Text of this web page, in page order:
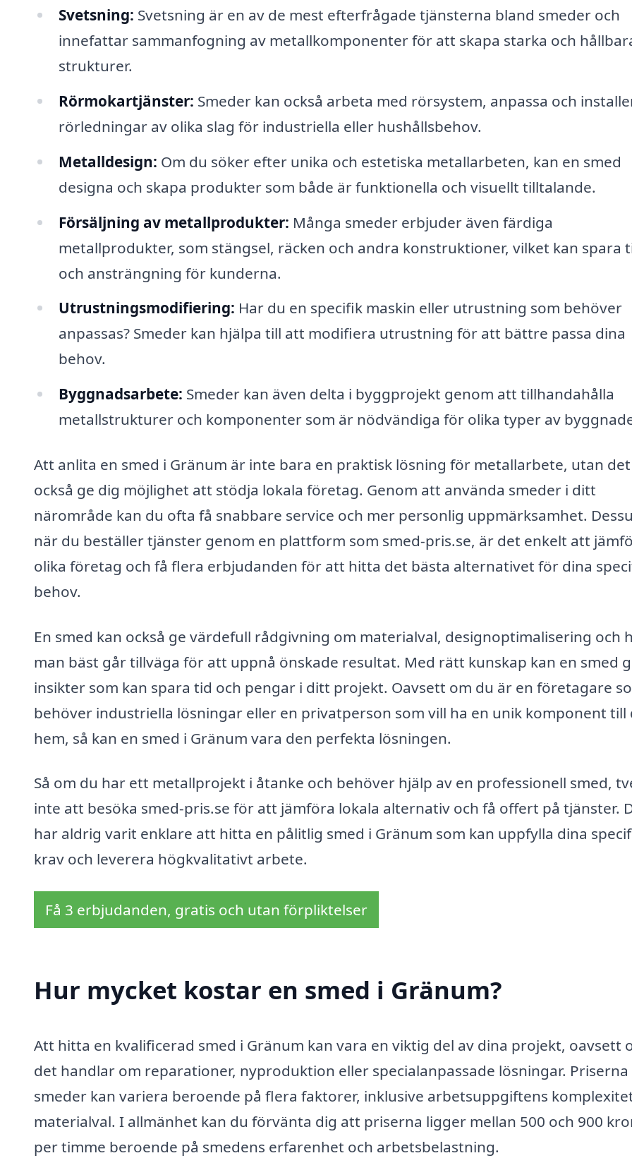
Svetsning: Svetsning är en av de mest efterfrågade tjänsterna bland smeder och
innefattar sammanfogning av metallkomponenter för att skapa starka och
strukturer.
Rörmokartjänster: Smeder kan också arbeta med rörsystem, anpassa och
rörledningar av olika slag för industriella eller hushållsbehov.
Metalldesign: Om du söker efter unika och estetiska metallarbeten, kan en smed
designa och skapa produkter som både är funktionella och visuellt tilltalande.
Försäljning av metallprodukter: Många smeder erbjuder även färdiga
metallprodukter, som stängsel, räcken och andra konstruktioner, vilket kan spara
och ansträngning för kunderna.
Utrustningsmodifiering: Har du en specifik maskin eller utrustning som behöver
anpassas? Smeder kan hjälpa till att modifiera utrustning för att bättre passa dina
behov.
Byggnadsarbete: Smeder kan även delta i byggprojekt genom att tillhandahålla
metallstrukturer och komponenter som är nödvändiga för olika typer av
Att anlita en smed i Gränum är inte bara en praktisk lösning för metallarbete, utan
också ge dig möjlighet att stödja lokala företag. Genom att använda smeder i ditt
närområde kan du ofta få snabbare service och mer personlig uppmärksamhet.
när du beställer tjänster genom en plattform som smed-pris.se, är det enkelt att
olika företag och få flera erbjudanden för att hitta det bästa alternativet för dina
behov.
En smed kan också ge värdefull rådgivning om materialval, designoptimalisering och
man bäst går tillväga för att uppnå önskade resultat. Med rätt kunskap kan en smed
insikter som kan spara tid och pengar i ditt projekt. Oavsett om du är en företagare
behöver industriella lösningar eller en privatperson som vill ha en unik komponent
hem, så kan en smed i Gränum vara den perfekta lösningen.
Så om du har ett metallprojekt i åtanke och behöver hjälp av en professionell smed,
inte att besöka smed-pris.se för att jämföra lokala alternativ och få offert på tjänster.
har aldrig varit enklare att hitta en pålitlig smed i Gränum som kan uppfylla dina
krav och leverera högkvalitativt arbete.
Få 3 erbjudanden, gratis och utan förpliktelser
Hur mycket kostar en smed i Gränum?
Att hitta en kvalificerad smed i Gränum kan vara en viktig del av dina projekt, oavsett
det handlar om reparationer, nyproduktion eller specialanpassade lösningar.
smeder kan variera beroende på flera faktorer, inklusive arbetsuppgiftens
materialval. I allmänhet kan du förvänta dig att priserna ligger mellan 500 och 900
per timme beroende på smedens erfarenhet och arbetsbelastning.